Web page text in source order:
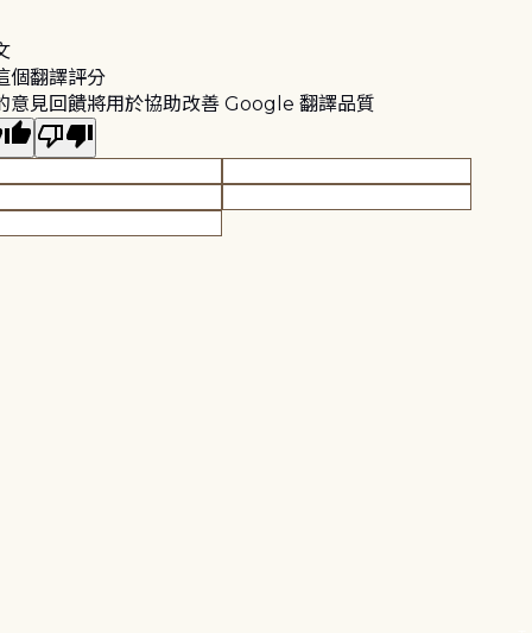
個翻譯評分
意見回饋將用於協助改善 Google 翻譯品質